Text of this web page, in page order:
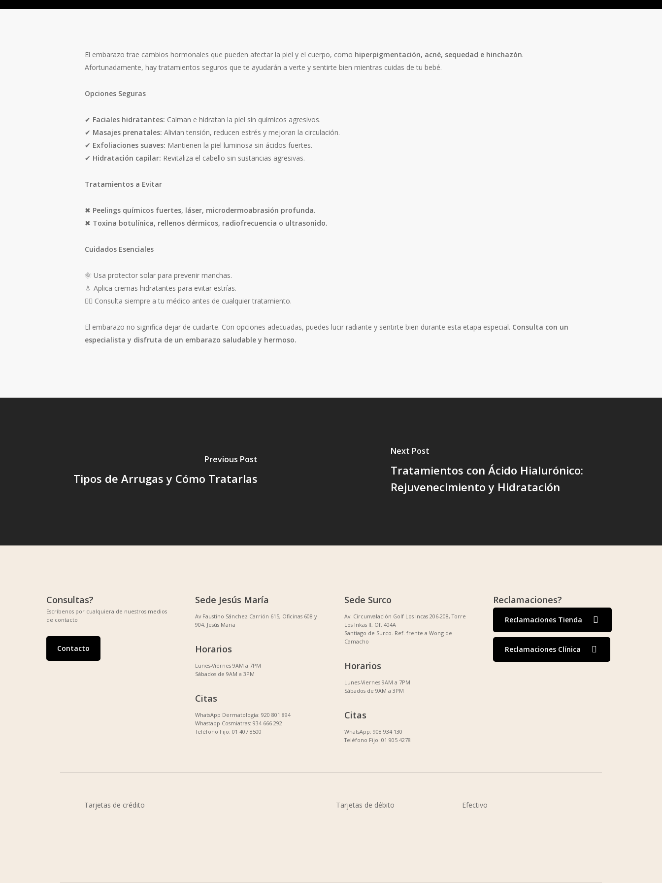
El embarazo trae cambios hormonales que pueden afectar la piel y el cuerpo, como hiperpigmentación, acné, sequedad e hinchazón.
Afortunadamente, hay tratamientos seguros que te ayudarán a verte y sentirte bien mientras cuidas de tu bebé.
Opciones Seguras
✔ Faciales hidratantes: Calman e hidratan la piel sin químicos agresivos.
✔ Masajes prenatales: Alivian tensión, reducen estrés y mejoran la circulación.
✔ Exfoliaciones suaves: Mantienen la piel luminosa sin ácidos fuertes.
✔ Hidratación capilar: Revitaliza el cabello sin sustancias agresivas.
Tratamientos a Evitar
✖ Peelings químicos fuertes, láser, microdermoabrasión profunda.
✖ Toxina botulínica, rellenos dérmicos, radiofrecuencia o ultrasonido.
Cuidados Esenciales
🌞 Usa protector solar para prevenir manchas.
💧 Aplica cremas hidratantes para evitar estrías.
👩‍⚕️ Consulta siempre a tu médico antes de cualquier tratamiento.
El embarazo no significa dejar de cuidarte. Con opciones adecuadas, puedes lucir radiante y sentirte bien durante esta etapa especial. Consulta con un
especialista y disfruta de un embarazo saludable y hermoso.
Previous Post
Tipos de Arrugas y Cómo Tratarlas
Next Post
Tratamientos con Ácido Hialurónico:
Rejuvenecimiento y Hidratación
Consultas?
Escríbenos por cualquiera de nuestros medios
de contacto
Contacto
Sede Jesús María
Av Faustino Sánchez Carrión 615, Oficinas 608 y
904. Jesús Maria
Horarios
Lunes-Viernes 9AM a 7PM
Sábados de 9AM a 3PM
Citas
WhatsApp Dermatología: 920 801 894
Whastapp Cosmiatras: 934 666 292
Teléfono Fijo: 01 407 8500
Sede Surco
Av. Circunvalación Golf Los Incas 206-208, Torre
Los Inkas II, Of. 404A
Santiago de Surco. Ref. frente a Wong de
Camacho
Horarios
Lunes-Viernes 9AM a 7PM
Sábados de 9AM a 3PM
Citas
WhatsApp: 908 934 130
Teléfono Fijo: 01 905 4278
Reclamaciones?
Reclamaciones Tienda
Reclamaciones Clínica
Tarjetas de crédito Tarjetas de débito Efectivo